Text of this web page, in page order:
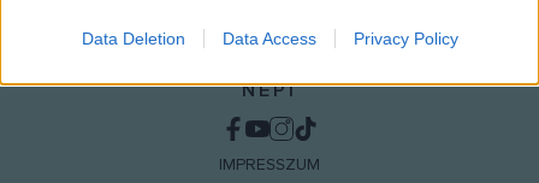
I want to allow Google to send me
personalized advertising.
I want to allow Google to enable storage
related to analytics like cookies on web or
Data Deletion Data Access Privacy Policy
NÉPI
IMPRESSZUM